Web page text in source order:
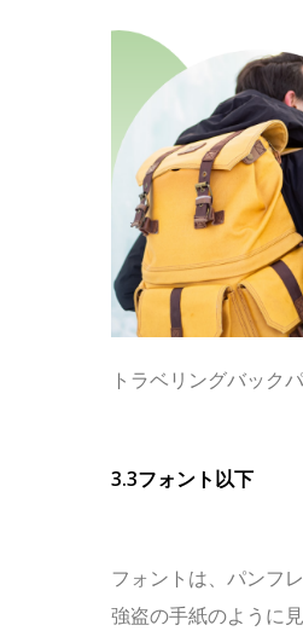
トラベリングバック
3.3フォント以下
フォントは、パンフ
強盗の手紙のように